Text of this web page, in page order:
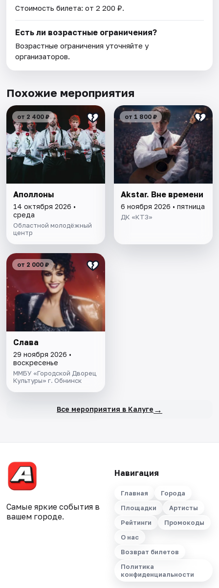
Стоимость билета: от 2 200 ₽.
Есть ли возрастные ограничения?
Возрастные ограничения уточняйте у
организаторов.
Похожие мероприятия
от 2 400 ₽
Аполлоны
14 октября 2026 •
среда
Областной молодёжный
центр
от 1 800 ₽
Akstar. Вне времени
6 ноября 2026 • пятница
ДК «КТЗ»
от 2 000 ₽
Слава
29 ноября 2026 •
воскресенье
ММБУ «Городской Дворец
Культуры» г. Обнинск
Все мероприятия в Калуге →
Самые яркие события в
вашем городе.
Навигация
Главная
Города
Площадки
Артисты
Рейтинги
Промокоды
О нас
Возврат билетов
Политика
конфиденциальности